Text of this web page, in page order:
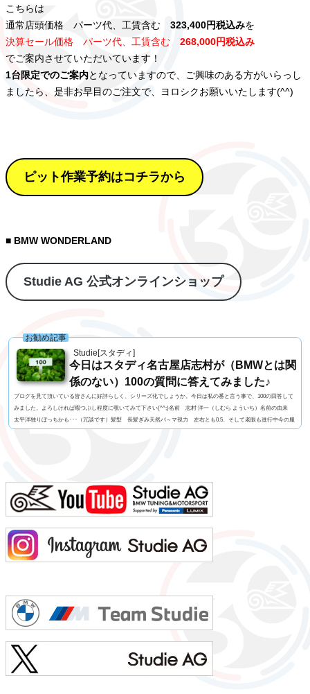
こちらは
通常店頭価格 パーツ代、工賃含む 323,400円税込みを
決算セール価格 パーツ代、工賃含む 268,000円税込み
でご案内させていただいています！
1台限定でのご案内となっていますので、ご興味のある方がいらっし
ましたら、是非お早目のご注文で、ヨロシクお願いいたします(^^)
ピット作業予約はコチラから
■ BMW WONDERLAND
Studie AG 公式オンラインショップ
Studie[スタディ]
お勧め記事
今日はスタディ名古屋店志村が（BMWとは関
係のない）100の質問に答えてみました♪
ブログを見て頂いている皆さんに好評らしく、シリーズ化でしょうか。今日は私の番と言う事で、100の回答して
みました。よろしければ暇つぶし程度に覗いてみて下さい(^^;)名前 志村 洋一（しむら よういち）名前の由来
太平洋独りぼっちかも･･･（冗談です）髪型 長髪ぎみ天然パ～マ視力 左右とも0.5、そして老眼も進行中今の服